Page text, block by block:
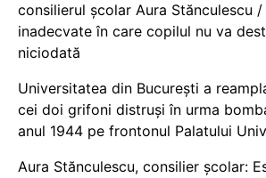
consilierul școlar Aura Stănculescu
inadecvate în care copilul nu va
niciodată
Universitatea din București a
cei doi grifoni distruși în urma
anul 1944 pe frontonul Palatului
Aura Stănculescu, consilier școlar: